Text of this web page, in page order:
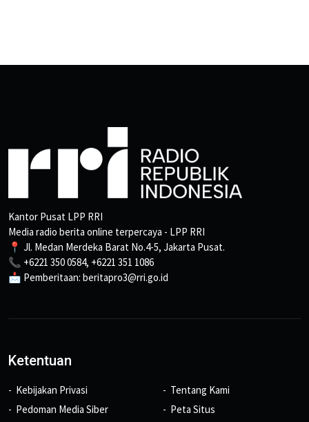
Kantor Pusat LPP RRI
Media radio berita online terpercaya - LPP RRI
📍 Jl. Medan Merdeka Barat No.4-5, Jakarta Pusat.
📞 +6221 350 0584, +6221 351 1086
📩 Pemberitaan: beritapro3@rri.go.id
Ketentuan
Kebijakan Privasi
Pedoman Media Siber
Tentang Kami
Peta Situs